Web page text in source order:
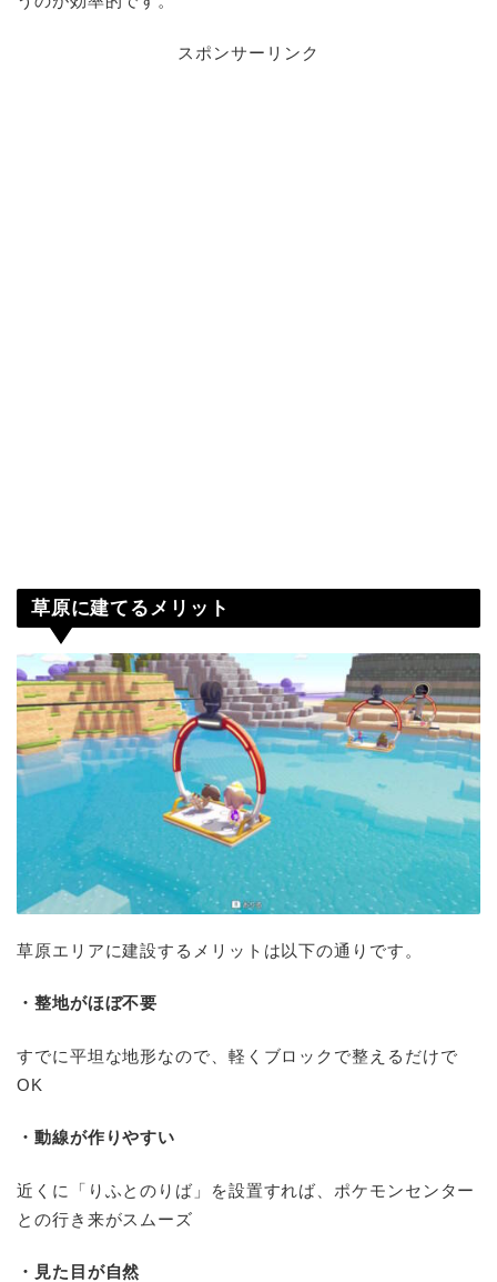
スポンサーリンク
草原に建てるメリット
草原エリアに建設するメリットは以下の通りです。
・整地がほぼ不要
すでに平坦な地形なので、軽くブロックで整えるだけで
OK
・動線が作りやすい
近くに「りふとのりば」を設置すれば、ポケモンセンター
との行き来がスムーズ
・見た目が自然